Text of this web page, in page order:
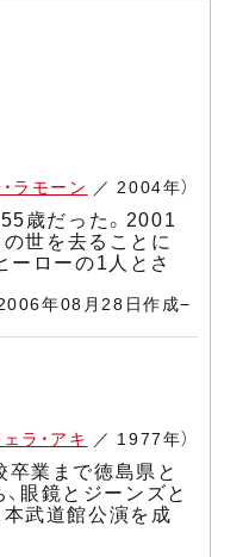
ラモーン ／ 2004年）
歳だった。2001
世を去ることに
ーローの1人とさ
年08月28日作成−
ラ・アキ ／ 1977年）
卒業まで徳島県と
眼鏡とジーンズと
武道館公演を成